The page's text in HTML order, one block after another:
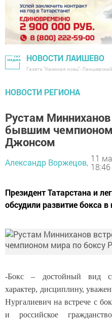
НОВОСТИ ЛАИШЕВО
Газета "Камская новь"-
НОВОСТИ РЕГИОНА
Рустам Минниханов
бывшим
Джонсом
Александр Воржецов, 11
18:46
Президент Татарстана и
обсудили развитие бокса
-Бокс – достойный вид
характер, дисциплину,
Нургалиевич на встрече с
и российское